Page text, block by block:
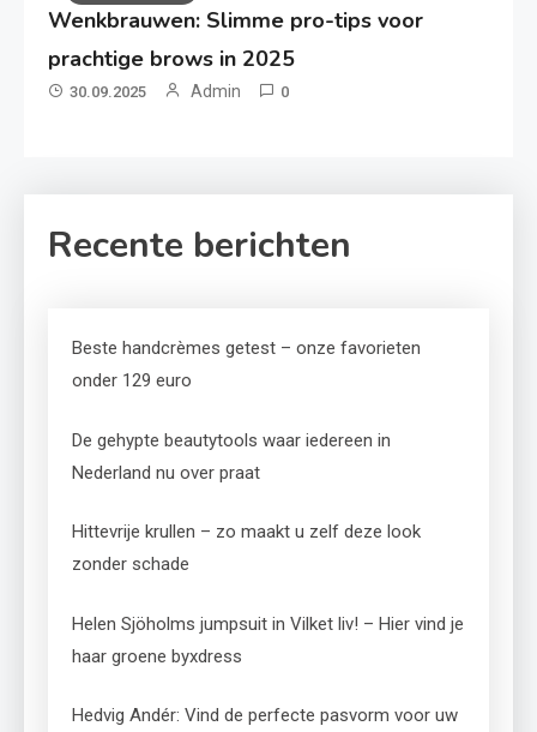
Wenkbrauwen: Slimme pro-tips voor
prachtige brows in 2025
30.09.2025 Admin 0
Recente berichten
Beste handcrèmes getest – onze favorieten
onder 129 euro
De gehypte beautytools waar iedereen in
Nederland nu over praat
Hittevrije krullen – zo maakt u zelf deze look
zonder schade
Helen Sjöholms jumpsuit in Vilket liv! – Hier vind je
haar groene byxdress
Hedvig Andér: Vind de perfecte pasvorm voor uw